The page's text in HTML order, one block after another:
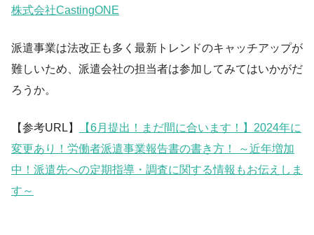
株式会社CastingONE
派遣事業は法改正も多く最新トレンドのキャッチアップが
難しいため、派遣会社の担当者は参加してみてはいかがだ
ろうか。
【参考URL】
【6月提出！まだ間に合います！】2024年に
変更あり！労働者派遣事業報告書の書き方！ ～近年増加
中！派遣先への定期指導・調査に関する情報もお伝えしま
す～